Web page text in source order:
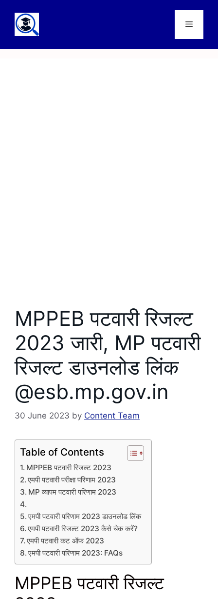
MPPEB पटवारी रिजल्ट
2023 जारी, MP पटवारी
रिजल्ट डाउनलोड लिंक
@esb.mp.gov.in
30 June 2023 by Content Team
Table of Contents
MPPEB पटवारी रिजल्ट 2023
एमपी पटवारी परीक्षा परिणाम 2023
MP व्यापम पटवारी परिणाम 2023
एमपी पटवारी परिणाम 2023 डाउनलोड लिंक
एमपी पटवारी रिजल्ट 2023 कैसे चेक करें?
एमपी पटवारी कट ऑफ 2023
एमपी पटवारी परिणाम 2023: FAQs
MPPEB पटवारी रिजल्ट